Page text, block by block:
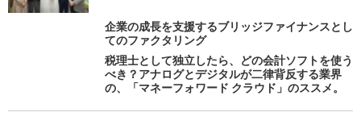
企業の成長を支援するブリッジファイナンスとし
てのファクタリング
税理士として独立したら、どの会計ソフトを使う
べき？アナログとデジタルが二律背反する業界
の、「マネーフォワード クラウド」のススメ。